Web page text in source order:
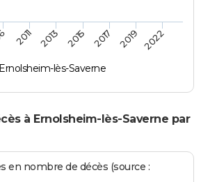
Ernolsheim-lès-Saverne
2011 2013 2015 2017 2019 2022
à Ernolsheim-lès-Saverne par
en nombre de décès (source :